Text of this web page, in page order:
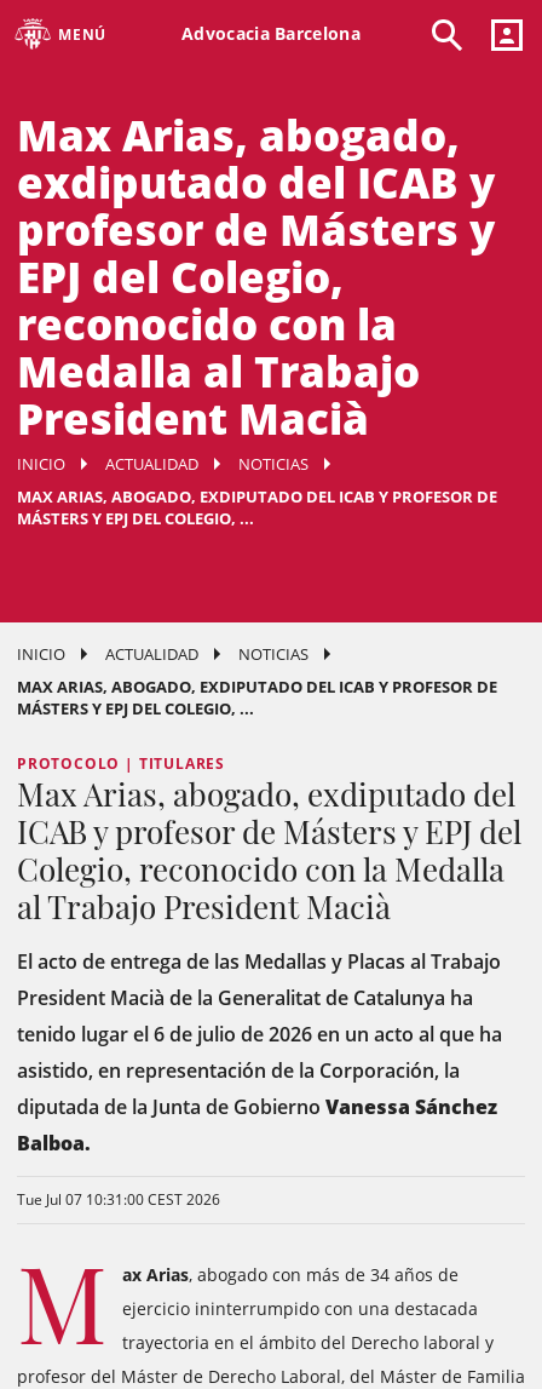
MENÚ Advocacia Barcelona
Max Arias, abogado,
exdiputado del ICAB y
profesor de Másters y
EPJ del Colegio,
reconocido con la
Medalla al Trabajo
President Macià
INICIO ACTUALIDAD
NOTICIAS
MAX ARIAS, ABOGADO, EXDIPUTADO DEL ICAB Y PROFESOR DE
MÁSTERS Y EPJ DEL COLEGIO, ...
INICIO ACTUALIDAD
NOTICIAS
MAX ARIAS, ABOGADO, EXDIPUTADO DEL ICAB Y PROFESOR DE
MÁSTERS Y EPJ DEL COLEGIO, ...
PROTOCOLO | TITULARES
Max Arias, abogado, exdiputado del
ICAB y profesor de Másters y EPJ del
Colegio, reconocido con la Medalla
al Trabajo President Macià
El acto de entrega de las Medallas y Placas al Trabajo
President Macià de la Generalitat de Catalunya ha
tenido lugar el 6 de julio de 2026 en un acto al que ha
asistido, en representación de la Corporación, la
diputada de la Junta de Gobierno Vanessa Sánchez
Balboa.
Tue Jul 07 10:31:00 CEST 2026
M ax Arias, abogado con más de 34 años de
ejercicio ininterrumpido con una destacada
trayectoria en el ámbito del Derecho laboral y
profesor del Máster de Derecho Laboral, del Máster de Familia